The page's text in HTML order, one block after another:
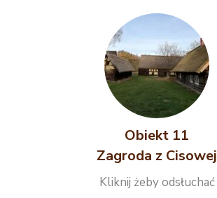
Obiekt 11
Zagroda z Cisowej
Kliknij żeby odsłuchać